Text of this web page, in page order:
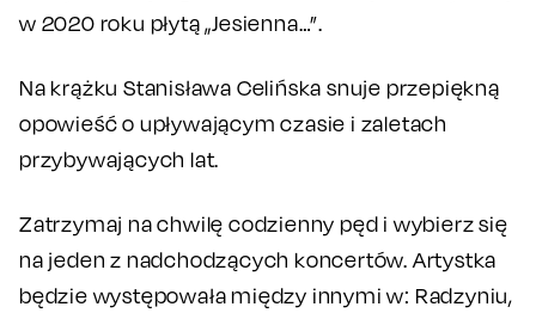
w 2020 roku płytą „Jesienna…”.
Na krążku Stanisława Celińska snuje przepiękną
opowieść o upływającym czasie i zaletach
przybywających lat.
Zatrzymaj na chwilę codzienny pęd i wybierz się
na jeden z nadchodzących koncertów. Artystka
będzie występowała między innymi w: Radzyniu,